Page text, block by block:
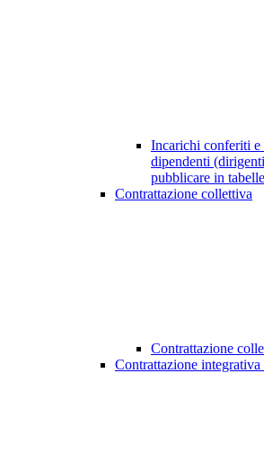
Incarichi conferiti e
dipendenti
pubblicare in
Contrattazione collettiva
Contrattazione
Contrattazione integrativa